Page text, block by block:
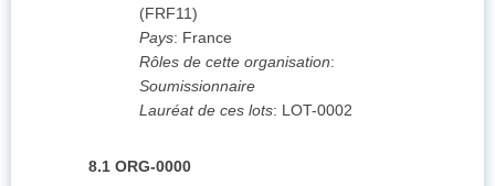
(FRF11)
Pays: France
Rôles de cette organisation:
Soumissionnaire
Lauréat de ces lots: LOT-0002
8.1 ORG-0000